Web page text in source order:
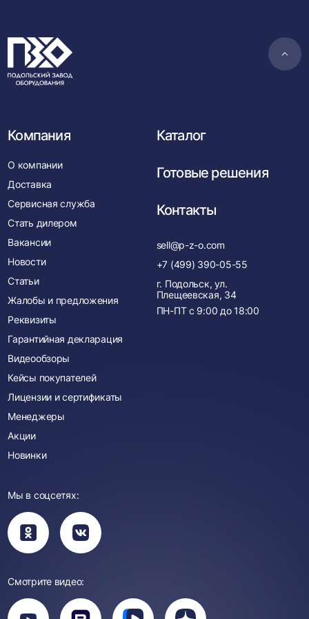
в
Компания
О компании
Доставка
Сервисная служба
Стать дилером
Вакансии
Новости
Статьи
Жалобы и предложения
Реквизиты
Гарантийная декларация
Видеообзоры
Кейсы покупателей
Лицензии и сертификаты
Менеджеры
Акции
Новинки
Каталог
Готовые решения
Контакты
sell@p-z-o.com
+7 (499) 390-05-55
г. Подольск, ул.
Плещеевская, 34
ПН-ПТ с 9:00 до 18:00
Мы в соцсетях:
Вы
перейдете
в
группу
Вы
перейдете
в
группу
Смотрите видео:
Вы
перейдете